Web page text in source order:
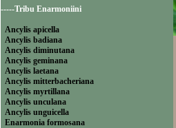
-----Tribu Enarmoniini
Ancylis apicella
Ancylis badiana
Ancylis diminutana
Ancylis geminana
Ancylis laetana
Ancylis mitterbacheriana
Ancylis myrtillana
Ancylis unculana
Ancylis unguicella
Enarmonia formosana